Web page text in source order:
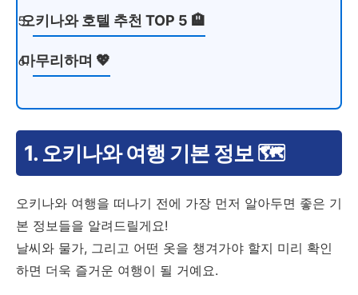
오키나와 호텔 추천 TOP 5 🏨
마무리하며 💖
1. 오키나와 여행 기본 정보 🗺️
오키나와 여행을 떠나기 전에 가장 먼저 알아두면 좋은 기
본 정보들을 알려드릴게요!
날씨와 물가, 그리고 어떤 옷을 챙겨가야 할지 미리 확인
하면 더욱 즐거운 여행이 될 거예요.